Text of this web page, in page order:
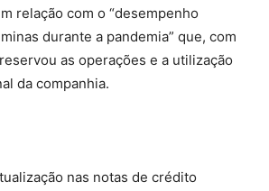
relação com o “desempenho
durante a pandemia” que, com
as operações e a utilização
da companhia.
nas notas de crédito